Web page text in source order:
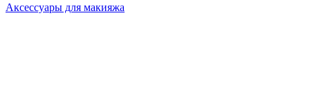
Аксессуары для макияжа